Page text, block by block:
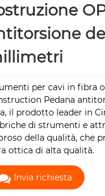
per cavi in ​​fibra
Pedana
il prodotto leader in
di strumenti e
della qualità, che
ottica di alta qualità.
Invia richiesta